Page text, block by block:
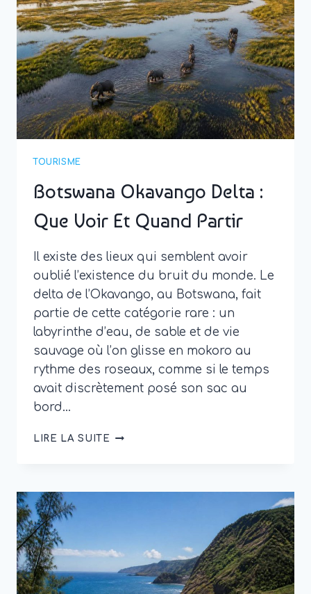
VACANCES
SANS
ENFANTS
TOURISME
Botswana Okavango Delta :
Que Voir Et Quand Partir
Il existe des lieux qui semblent avoir
oublié l’existence du bruit du monde. Le
delta de l’Okavango, au Botswana, fait
partie de cette catégorie rare : un
labyrinthe d’eau, de sable et de vie
sauvage où l’on glisse en mokoro au
rythme des roseaux, comme si le temps
avait discrètement posé son sac au
bord…
LIRE LA SUITE BOTSWANA
QUE
PARTIR